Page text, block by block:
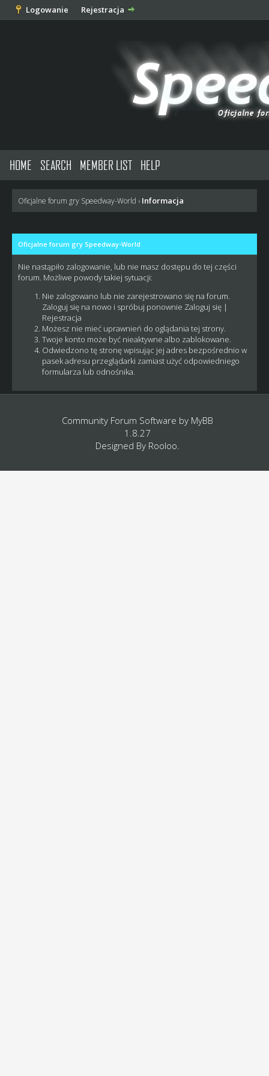
Logowanie Rejestracja
HOME SEARCH MEMBER LIST HELP
Oficjalne forum gry Speedway-World › Informacja
Oficjalne forum gry Speedway-World
Nie nastąpiło zalogowanie, lub nie masz dostępu do tej części
forum. Możliwe powody takiej sytuacji:
Nie zalogowano lub nie zarejestrowano się na forum.
Zaloguj się na nowo i spróbuj ponownie Zaloguj się|
Rejestracja
Możesz nie mieć uprawnień do oglądania tej strony.
Twoje konto może być nieaktywne albo zablokowane.
Odwiedzono tę stronę wpisując jej adres bezpośrednio w
pasek adresu przeglądarki zamiast użyć odpowiedniego
formularza lub odnośnika.
Community Forum Software by MyBB
1.8.27
Designed By Rooloo.